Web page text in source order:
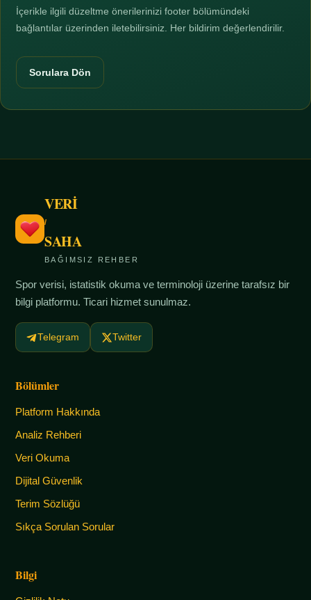
İçerikle ilgili düzeltme önerilerinizi footer bölümündeki
bağlantılar üzerinden iletebilirsiniz. Her bildirim değerlendirilir.
Sorulara Dön
VERİ
/
SAHA
BAĞIMSIZ REHBER
Spor verisi, istatistik okuma ve terminoloji üzerine tarafsız bir
bilgi platformu. Ticari hizmet sunulmaz.
Telegram Twitter
Bölümler
Platform Hakkında
Analiz Rehberi
Veri Okuma
Dijital Güvenlik
Terim Sözlüğü
Sıkça Sorulan Sorular
Bilgi